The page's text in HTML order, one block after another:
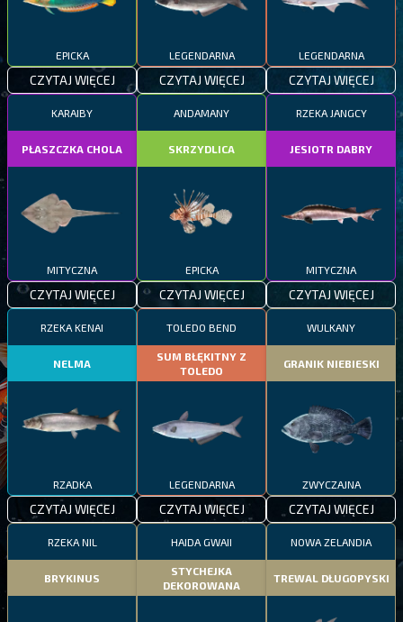
EPICKA
CZYTAJ WIĘCEJ
LEGENDARNA
CZYTAJ WIĘCEJ
LEGENDARNA
CZYTAJ WIĘCEJ
KARAIBY
PŁASZCZKA CHOLA
MITYCZNA
CZYTAJ WIĘCEJ
ANDAMANY
SKRZYDLICA
EPICKA
CZYTAJ WIĘCEJ
RZEKA JANGCY
JESIOTR DABRY
MITYCZNA
CZYTAJ WIĘCEJ
RZEKA KENAI
NELMA
RZADKA
CZYTAJ WIĘCEJ
TOLEDO BEND
SUM BŁĘKITNY Z
TOLEDO
LEGENDARNA
CZYTAJ WIĘCEJ
WULKANY
GRANIK NIEBIESKI
ZWYCZAJNA
CZYTAJ WIĘCEJ
RZEKA NIL
BRYKINUS
HAIDA GWAII
STYCHEJKA
DEKOROWANA
NOWA ZELANDIA
TREWAL DŁUGOPYSKI